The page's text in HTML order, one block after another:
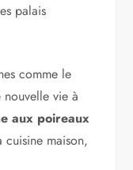
palais
comme le
vie à
aux poireaux
maison,